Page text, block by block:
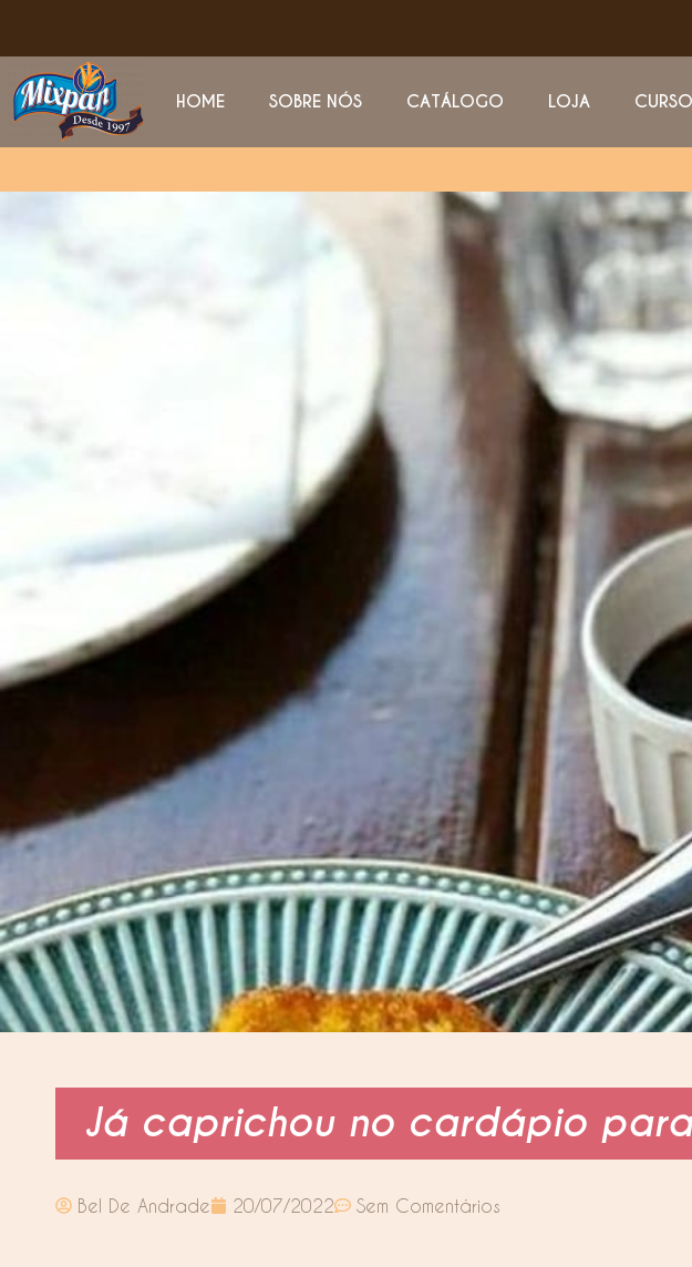
HOME SOBRE NÓS CATÁLOGO LOJA
Já caprichou no cardápio
Bel De Andrade 20/07/2022 Sem Comentários